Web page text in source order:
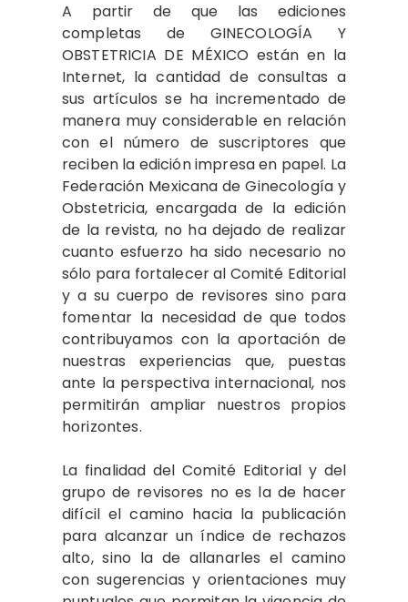
A partir de que las ediciones
completas de GINECOLOGÍA Y
OBSTETRICIA DE MÉXICO están en la
Internet, la cantidad de consultas a
sus artículos se ha incrementado de
manera muy considerable en relación
con el número de suscriptores que
reciben la edición impresa en papel. La
Federación Mexicana de Ginecología y
Obstetricia, encargada de la edición
de la revista, no ha dejado de realizar
cuanto esfuerzo ha sido necesario no
sólo para fortalecer al Comité Editorial
y a su cuerpo de revisores sino para
fomentar la necesidad de que todos
contribuyamos con la aportación de
nuestras experiencias que, puestas
ante la perspectiva internacional, nos
permitirán ampliar nuestros propios
horizontes.
La finalidad del Comité Editorial y del
grupo de revisores no es la de hacer
difícil el camino hacia la publicación
para alcanzar un índice de rechazos
alto, sino la de allanarles el camino
con sugerencias y orientaciones muy